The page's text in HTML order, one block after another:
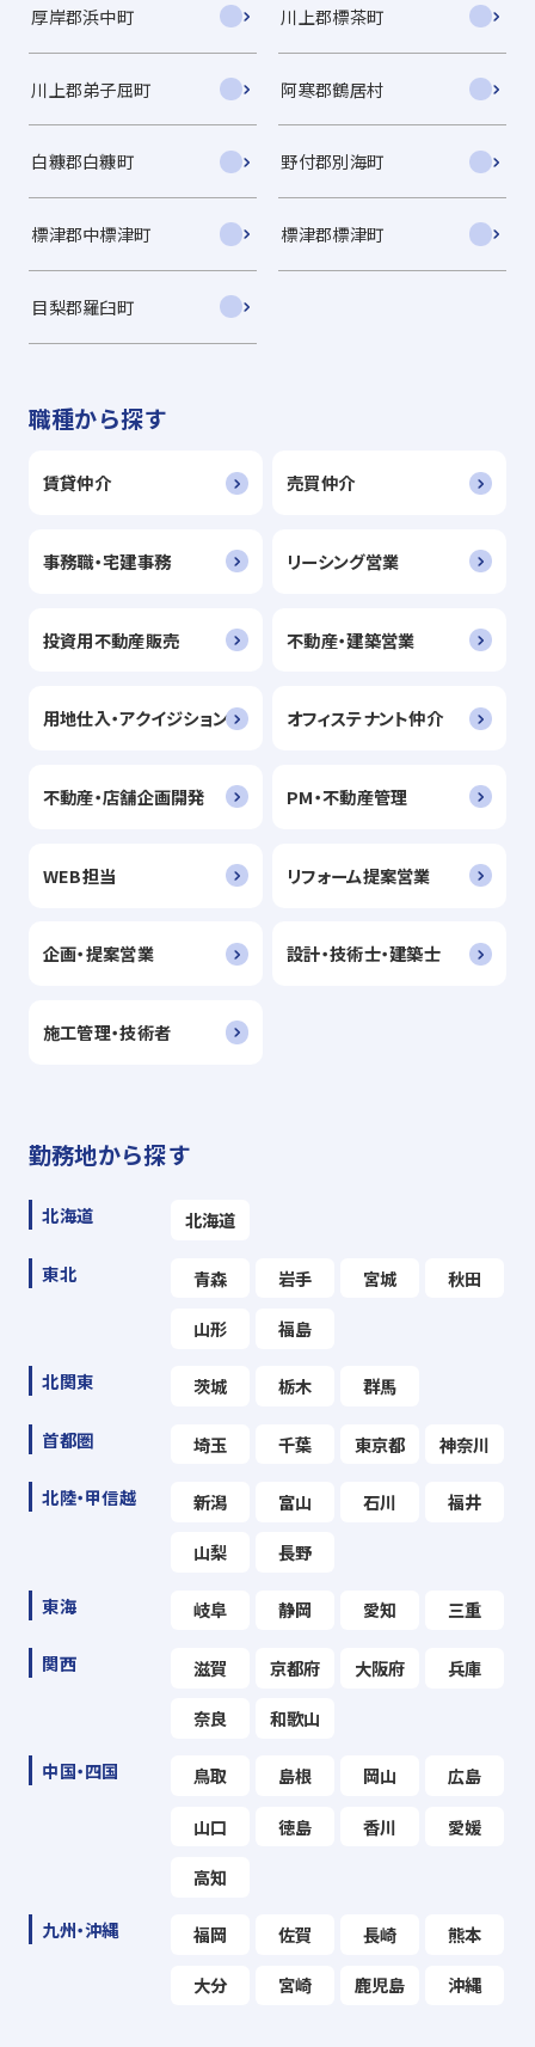
厚岸郡浜中町 川上郡標茶町
川上郡弟子屈町 阿寒郡鶴居村
白糠郡白糠町 野付郡別海町
標津郡中標津町 標津郡標津町
目梨郡羅臼町
職種から探す
賃貸仲介 売買仲介
事務職・宅建事務 リーシング営業
投資用不動産販売 不動産・建築営業
用地仕入・アクイジション オフィステナント仲介
不動産・店舗企画開発 PM・不動産管理
WEB担当 リフォーム提案営業
企画・提案営業 設計・技術士・建築士
施工管理・技術者
勤務地から探す
北海道 北海道
東北 青森 岩手 宮城 秋田
山形 福島
北関東 茨城 栃木 群馬
首都圏 埼玉 千葉 東京都 神奈川
北陸・甲信越 新潟 富山 石川 福井
山梨 長野
東海 岐阜 静岡 愛知 三重
関西 滋賀 京都府 大阪府 兵庫
奈良 和歌山
中国・四国 鳥取 島根 岡山 広島
山口 徳島 香川 愛媛
高知
九州・沖縄 福岡 佐賀 長崎 熊本
大分 宮崎 鹿児島 沖縄